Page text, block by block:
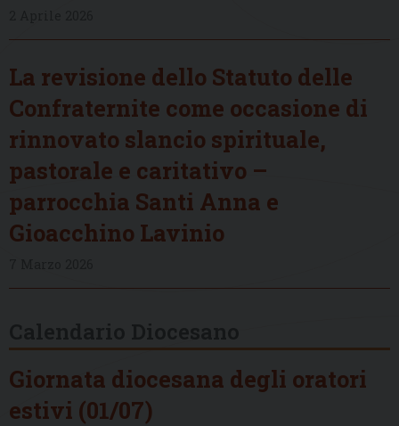
La revisione dello Statuto delle
Confraternite come occasione di
rinnovato slancio spirituale,
pastorale e caritativo –
parrocchia Santi Anna e
Gioacchino Lavinio
Giornata diocesana degli oratori
estivi (01/07)